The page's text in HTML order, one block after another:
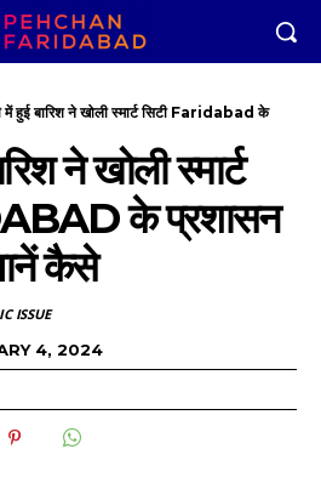
में हुई बारिश ने खोली स्मार्ट सिटी Faridabad के
ने खोली स्मार्ट
के प्रशासन
कैसे
ISSUE
4, 2024